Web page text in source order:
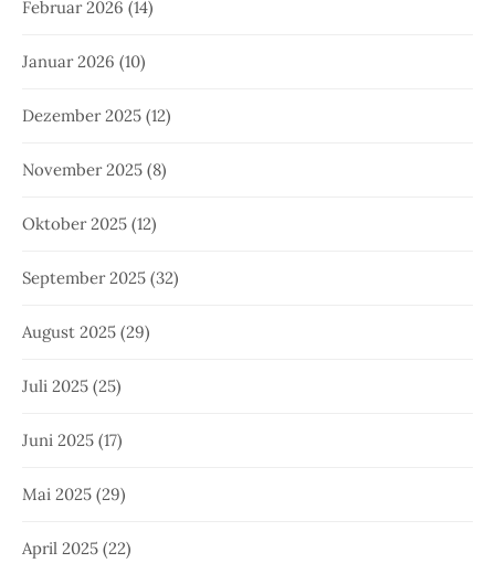
Februar 2026 (14)
Januar 2026 (10)
Dezember 2025 (12)
November 2025 (8)
Oktober 2025 (12)
September 2025 (32)
August 2025 (29)
Juli 2025 (25)
Juni 2025 (17)
Mai 2025 (29)
April 2025 (22)